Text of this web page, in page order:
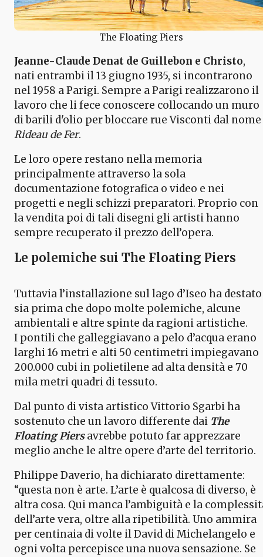
The Floating Piers
Jeanne-Claude Denat de Guillebon e Christo,
nati entrambi il 13 giugno 1935, si incontrarono
nel 1958 a Parigi. Sempre a Parigi realizzarono il
lavoro che li fece conoscere collocando un muro
di barili d'olio per bloccare rue Visconti dal nome
Rideau de Fer.
Le loro opere restano nella memoria
principalmente attraverso la sola
documentazione fotografica o video e nei
progetti e negli schizzi preparatori. Proprio con
la vendita poi di tali disegni gli artisti hanno
sempre recuperato il prezzo dell’opera.
Le polemiche sui The Floating Piers
Tuttavia l’installazione sul lago d’Iseo ha destato
sia prima che dopo molte polemiche, alcune
ambientali e altre spinte da ragioni artistiche.
I pontili che galleggiavano a pelo d’acqua erano
larghi 16 metri e alti 50 centimetri impiegavano
200.000 cubi in polietilene ad alta densità e 70
mila metri quadri di tessuto.
Dal punto di vista artistico Vittorio Sgarbi ha
sostenuto che un lavoro differente dai The
Floating Piersavrebbe potuto far apprezzare
meglio anche le altre opere d’arte del territorio.
Philippe Daverio, ha dichiarato direttamente:
“questa non è arte. L’arte è qualcosa di diverso, è
altra cosa. Qui manca l’ambiguità e la
dell’arte vera, oltre alla ripetibilità. Uno ammira
per centinaia di volte il David di Michelangelo e
ogni volta percepisce una nuova sensazione. Se